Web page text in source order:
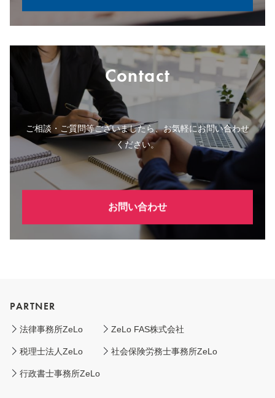
Contact
ご相談・ご質問等ございましたら、お気軽にお問い合わせ
ください。
お問い合わせ
PARTNER
法律事務所ZeLo ZeLo FAS株式会社
税理士法人ZeLo 社会保険労務士事務所ZeLo
行政書士事務所ZeLo